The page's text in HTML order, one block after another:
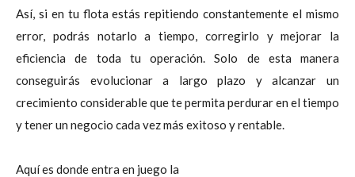
Así, si en tu flota estás repitiendo constantemente el mismo
error, podrás notarlo a tiempo, corregirlo y mejorar la
eficiencia de toda tu operación. Solo de esta manera
conseguirás evolucionar a largo plazo y alcanzar un
crecimiento considerable que te permita perdurar en el tiempo
y tener un negocio cada vez más exitoso y rentable.
Aquí es donde entra en juego la